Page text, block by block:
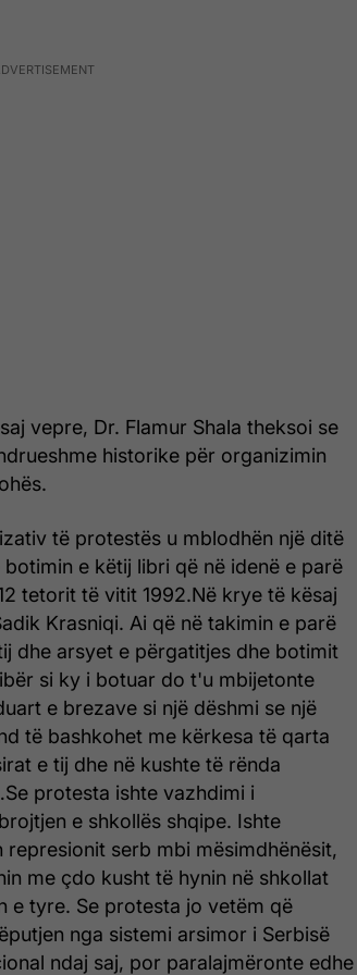
vepre, Dr. Flamur Shala theksoi se
historike për organizimin
të protestës u mblodhën një ditë
e këtij libri që në idenë e parë
tetorit të vitit 1992.Në krye të kësaj
Krasniqi. Ai që në takimin e parë
dhe arsyet e përgatitjes dhe botimit
si ky i botuar do t'u mbijetonte
e brezave si një dëshmi se një
të bashkohet me kërkesa të qarta
e tij dhe në kushte të rënda
protesta ishte vazhdimi i
e shkollës shqipe. Ishte
represionit serb mbi mësimdhënësit,
me çdo kusht të hynin në shkollat
e tyre. Se protesta jo vetëm që
nga sistemi arsimor i Serbisë
ndaj saj, por paralajmëronte edhe